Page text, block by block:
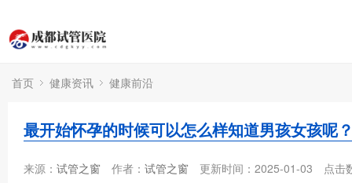
首页 健康资讯 健康前沿
最开始怀孕的时候可以怎么样知道男孩女孩呢
来源： 试管之窗 作者： 试管之窗 更新时间：2025-01-03 点击